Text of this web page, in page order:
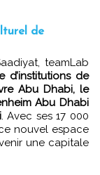
de
d’institutions de
Abu Dhabi, le
Abu Dhabi
. Avec ses 17 000
nouvel espace
une capitale